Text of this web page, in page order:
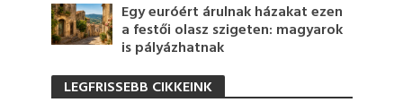
Egy euróért árulnak házakat ezen
a festői olasz szigeten: magyarok
is pályázhatnak
LEGFRISSEBB CIKKEINK